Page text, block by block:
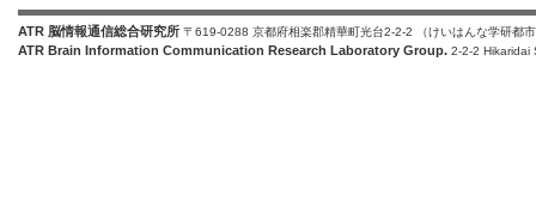
ATR 脳情報通信総合研究所 〒619-0288 京都府相楽郡精華町光台2-2-2 （けいはんな学研都
ATR Brain Information Communication Research Laboratory Group. 2-2-2 Hikaridai